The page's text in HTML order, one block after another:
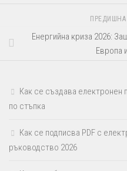
Енергийна криза 2026:
Европа
Как се създава електронен
по стъпка
Как се подписва PDF с
ръководство 2026